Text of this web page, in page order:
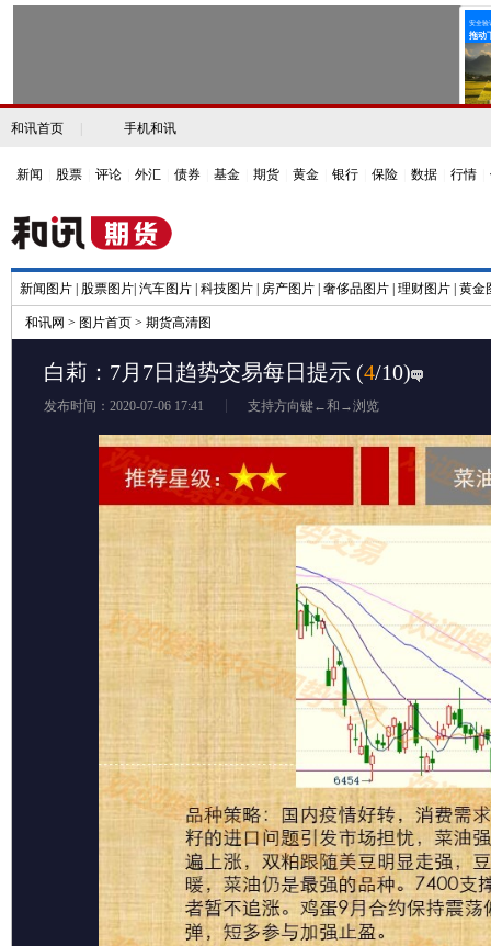
和讯首页 手机和讯
新闻 股票 评论 外汇 债券 基金 期货 黄金 银行 保险 数据 行情
新闻图片 股票图片 汽车图片 科技图片 房产图片 奢侈品图片 理财图片 黄金
和讯网 > 图片首页 > 期货高清图
白莉：7月7日趋势交易每日提示 (4/10)
发布时间：2020-07-06 17:41 支持方向键←和→浏览